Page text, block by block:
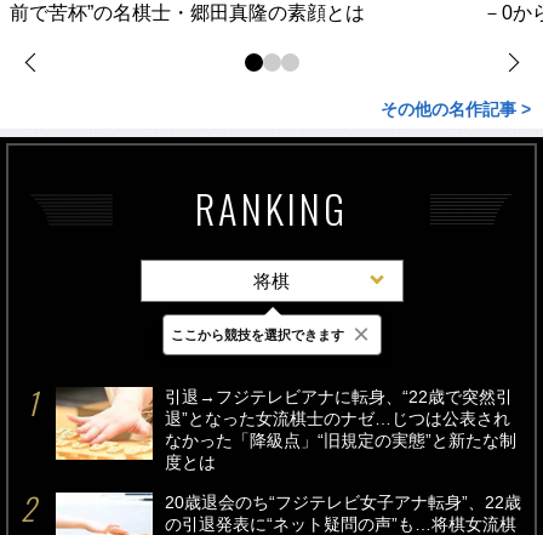
前で苦杯”の名棋士・郷田真隆の素顔とは
－0か
その他の名作記事 >
RANKING
将棋
最新 24時間 週間
引退→フジテレビアナに転身、“22歳で突然引
退”となった女流棋士のナゼ…じつは公表され
なかった「降級点」“旧規定の実態”と新たな制
度とは
20歳退会のち“フジテレビ女子アナ転身”、22歳
の引退発表に“ネット疑問の声”も…将棋女流棋
ここから競技を選択できます ×